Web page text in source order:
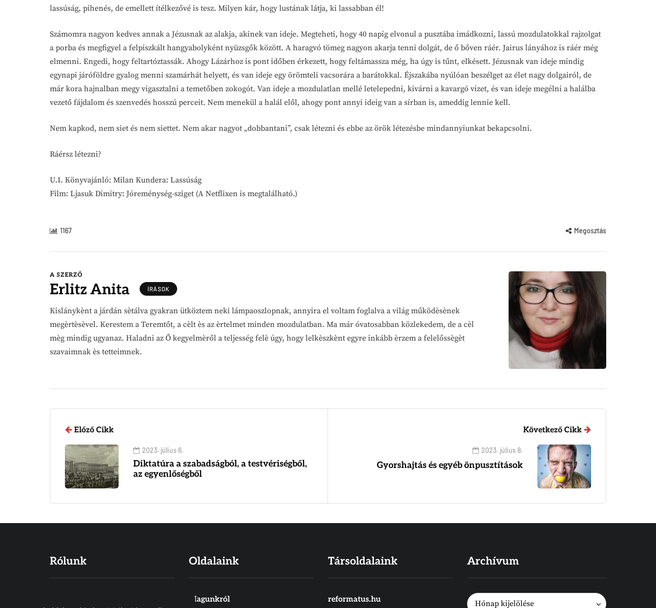
lassúság, pihenés, de emellett ítélkezővé is tesz. Milyen kár, hogy lustának látja, ki lassabban él!
Számomra nagyon kedves annak a Jézusnak az alakja, akinek van ideje. Megteheti, hogy 40 napig elvonul a pusztába imádkozni, lassú mozdulatokkal rajzolgat
a porba és megfigyel a felpiszkált hangyabolyként nyüzsgők között. A haragvó tömeg nagyon akarja tenni dolgát, de ő bőven ráér. Jairus lányához is ráér még
elmenni. Engedi, hogy feltartóztassák. Ahogy Lázárhoz is pont időben érkezett, hogy feltámassza még, ha úgy is tűnt, elkésett. Jézusnak van ideje mindig
egynapi járóföldre gyalog menni szamárhát helyett, és van ideje egy örömteli vacsorára a barátokkal. Éjszakába nyúlóan beszélget az élet nagy dolgairól, de
már kora hajnalban megy vigasztalni a temetőben zokogót. Van ideje a mozdulatlan mellé letelepedni, kivárni a kavargó vizet, és van ideje megélni a halálba
vezető fájdalom és szenvedés hosszú perceit. Nem menekül a halál elől, ahogy pont annyi ideig van a sírban is, ameddig lennie kell.
Nem kapkod, nem siet és nem siettet. Nem akar nagyot „dobbantani”, csak létezni és ebbe az örök létezésbe mindannyiunkat bekapcsolni.
Ráérsz létezni?
U.I. Könyvajánló: Milan Kundera: Lassúság
Film: Ljasuk Dimitry: Jóreménység-sziget (A Netflixen is megtalálható.)
1167 Megosztás
A SZERZŐ
Erlitz Anita ÍRÁSOK
Kislánykènt a járdán sètálva gyakran ütköztem neki lámpaoszlopnak, annyira el voltam foglalva a világ működèsènek
megèrtèsèvel. Kerestem a Teremtőt, a cèlt ès az èrtelmet minden mozdulatban. Ma már óvatosabban közlekedem, de a cèl
mèg mindig ugyanaz. Haladni az Ő kegyelmèről a teljesség felè úgy, hogy lelkèszkènt egyre inkább èrzem a felelőssègèt
szavaimnak ès tetteimnek.
Előző Cikk
2023. július 6.
Diktatúra a szabadságból, a testvériségből,
az egyenlőségből
Következő Cikk
2023. július 8.
Gyorshajtás és egyéb önpusztítások
Rólunk Oldalaink
Magunkról
Társoldalaink
reformatus.hu
Archívum
Archívum
Hónap kijelölése
Archívum